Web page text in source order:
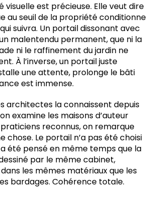
est précieuse. Elle veut dire
au seuil de la propriété conditionne
suivra. Un portail dissonant avec
malentendu permanent, que ni la
ni le raffinement du jardin ne
À l’inverse, un portail juste
une attente, prolonge le bâti
est immense.
architectes la connaissent depuis
examine les maisons d’auteur
reconnus, on remarque
chose. Le portail n’a pas été choisi
été pensé en même temps que la
par le même cabinet,
les mêmes matériaux que les
bardages. Cohérence totale.